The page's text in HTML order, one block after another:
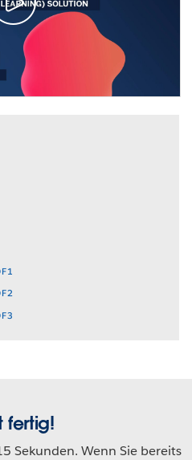
fertig!
Sekunden. Wenn Sie bereits